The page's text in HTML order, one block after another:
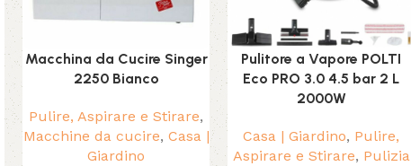
Macchina da Cucire Singer
2250 Bianco
Pulire, Aspirare e Stirare,
Macchine da cucire, Casa |
Giardino
Pulitore a Vapore POLTI
Eco PRO 3.0 4.5 bar 2 L
2000W
Casa | Giardino, Pulire,
Aspirare e Stirare, Pulizia